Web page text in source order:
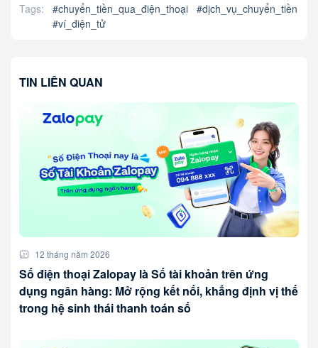
Tags: #chuyển_tiền_qua_điện_thoại #dịch_vụ_chuyển_tiền
#ví_điện_tử
TIN LIÊN QUAN
12 tháng năm 2026
Số điện thoại Zalopay là Số tài khoản trên ứng
dụng ngân hàng: Mở rộng kết nối, khẳng định vị thế
trong hệ sinh thái thanh toán số